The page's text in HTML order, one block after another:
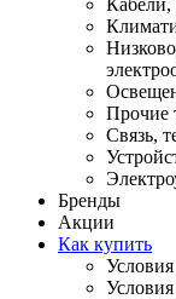
Прочие
Связь,
Бренды
Акции
Как купить